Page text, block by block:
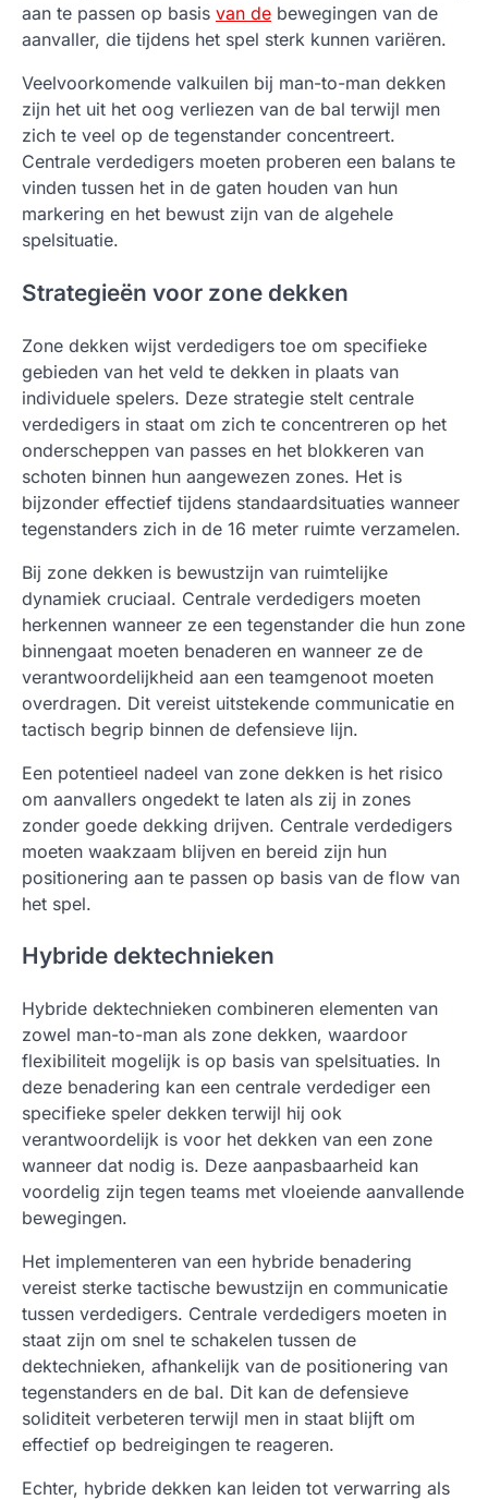
aan te passen op basis van de bewegingen van de
aanvaller, die tijdens het spel sterk kunnen variëren.
Veelvoorkomende valkuilen bij man-to-man dekken
zijn het uit het oog verliezen van de bal terwijl men
zich te veel op de tegenstander concentreert.
Centrale verdedigers moeten proberen een balans te
vinden tussen het in de gaten houden van hun
markering en het bewust zijn van de algehele
spelsituatie.
Strategieën voor zone dekken
Zone dekken wijst verdedigers toe om specifieke
gebieden van het veld te dekken in plaats van
individuele spelers. Deze strategie stelt centrale
verdedigers in staat om zich te concentreren op het
onderscheppen van passes en het blokkeren van
schoten binnen hun aangewezen zones. Het is
bijzonder effectief tijdens standaardsituaties wanneer
tegenstanders zich in de 16 meter ruimte verzamelen.
Bij zone dekken is bewustzijn van ruimtelijke
dynamiek cruciaal. Centrale verdedigers moeten
herkennen wanneer ze een tegenstander die hun zone
binnengaat moeten benaderen en wanneer ze de
verantwoordelijkheid aan een teamgenoot moeten
overdragen. Dit vereist uitstekende communicatie en
tactisch begrip binnen de defensieve lijn.
Een potentieel nadeel van zone dekken is het risico
om aanvallers ongedekt te laten als zij in zones
zonder goede dekking drijven. Centrale verdedigers
moeten waakzaam blijven en bereid zijn hun
positionering aan te passen op basis van de flow van
het spel.
Hybride dektechnieken
Hybride dektechnieken combineren elementen van
zowel man-to-man als zone dekken, waardoor
flexibiliteit mogelijk is op basis van spelsituaties. In
deze benadering kan een centrale verdediger een
specifieke speler dekken terwijl hij ook
verantwoordelijk is voor het dekken van een zone
wanneer dat nodig is. Deze aanpasbaarheid kan
voordelig zijn tegen teams met vloeiende aanvallende
bewegingen.
Het implementeren van een hybride benadering
vereist sterke tactische bewustzijn en communicatie
tussen verdedigers. Centrale verdedigers moeten in
staat zijn om snel te schakelen tussen de
dektechnieken, afhankelijk van de positionering van
tegenstanders en de bal. Dit kan de defensieve
soliditeit verbeteren terwijl men in staat blijft om
effectief op bedreigingen te reageren.
Echter, hybride dekken kan leiden tot verwarring als